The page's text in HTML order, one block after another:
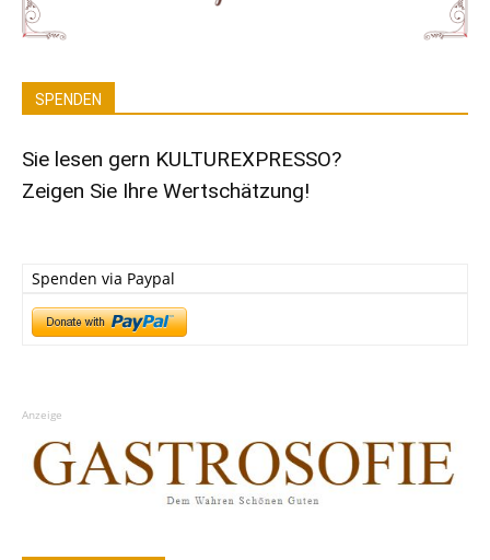
SPENDEN
Sie lesen gern KULTUREXPRESSO?
Zeigen Sie Ihre Wertschätzung!
Spenden via Paypal
Anzeige